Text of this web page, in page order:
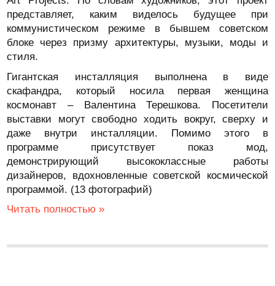
представляет, каким виделось будущее при
коммунистическом режиме в бывшем советском
блоке через призму архитектуры, музыки, моды и
стиля.
Гигантская инсталляция выполнена в виде
скафандра, который носила первая женщина
космонавт – Валентина Терешкова. Посетители
выставки могут свободно ходить вокруг, сверху и
даже внутри инсталляции. Помимо этого в
программе присутствует показ мод,
демонстрирующий высококлассные работы
дизайнеров, вдохновленные советской космической
программой. (13 фотографий)
Читать полностью »